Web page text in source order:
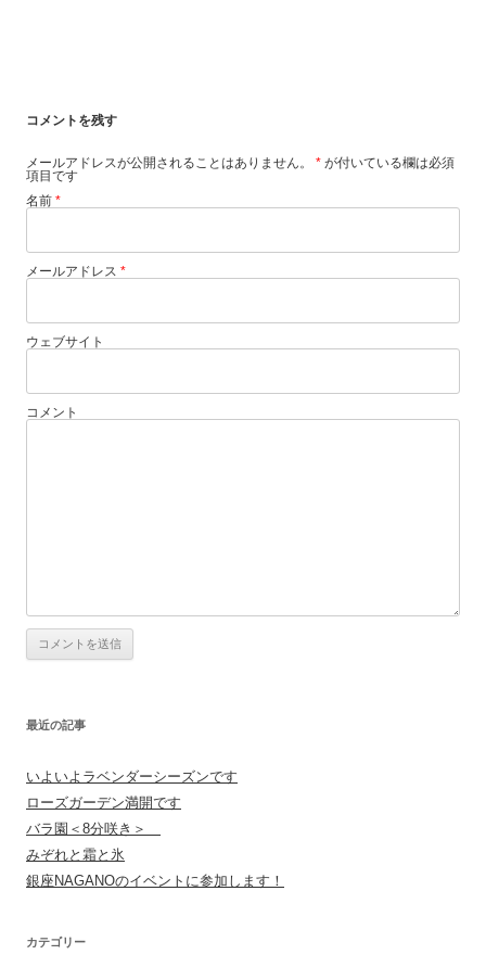
コメントを残す
メールアドレスが公開されることはありません。 * が付いている欄は必須
項目です
名前 *
メールアドレス *
ウェブサイト
コメント
最近の記事
いよいよラベンダーシーズンです
ローズガーデン満開です
バラ園＜8分咲き＞
みぞれと霜と氷
銀座NAGANOのイベントに参加します！
カテゴリー